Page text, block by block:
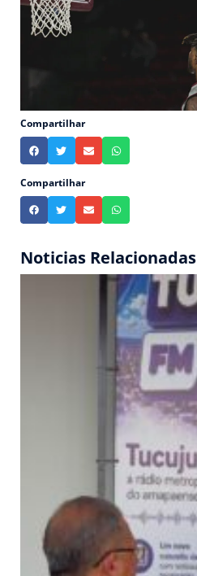
Compartilhar
Compartilhar
Noticias Relacionadas